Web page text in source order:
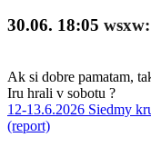
30.06. 18:05 wsxw:
Ak si dobre pamatam,
Iru hrali v sobotu ?
12-13.6.2026 Siedmy
(report)